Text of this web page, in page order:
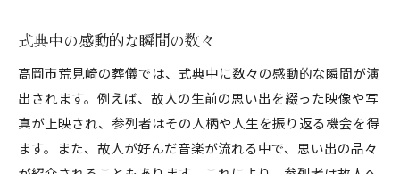
式典中の感動的な瞬間の数々
高岡市荒見崎の葬儀では、式典中に数々の感動的な瞬間が演
出されます。例えば、故人の生前の思い出を綴った映像や写
真が上映され、参列者はその人柄や人生を振り返る機会を得
ます。また、故人が好んだ音楽が流れる中で、思い出の品々